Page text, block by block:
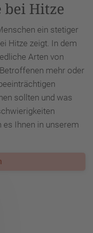
Hitze
ein stetiger
Hitze zeigt. In dem
Arten von
mehr oder
sollten und was
es Ihnen in unserem